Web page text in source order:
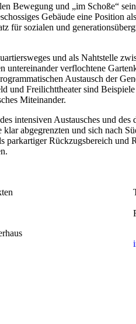
Bewegung und „im Schoße“
Gebäude eine Position
für sozialen und
und als Nahtstelle
untereinander verflochtene
Austausch der
und Freilichttheater sind Beispiele
Miteinander.
intensiven Austausches und des
abgegrenzten und sich nach
parkartiger Rückzugsbereich und